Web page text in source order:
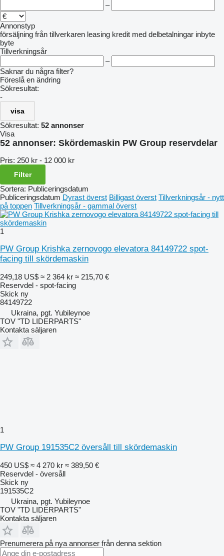
–
Annonstyp
försäljning från tillverkaren leasing kredit med delbetalningar inbyte
byte
Tillverkningsår
–
Saknar du några filter?
Föreslå en ändring
Sökresultat:
-
visa
Sökresultat: 52 annonser
Visa
52 annonser: Skördemaskin PW Group reservdelar
Pris: 250 kr - 12 000 kr
Filter
Sortera: Publiceringsdatum
Publiceringsdatum Dyrast överst Billigast överst Tillverkningsår - nytt
på toppen Tillverkningsår - gammal överst
1
PW Group Krishka zernovogo elevatora 84149722 spot-
facing till skördemaskin
249,18 US$ ≈ 2 364 kr ≈ 215,70 €
Reservdel - spot-facing
Skick ny
84149722
Ukraina, pgt. Yubileynoe
TOV "TD LIDERPARTS"
Kontakta säljaren
1
PW Group 191535C2 översåll till skördemaskin
450 US$ ≈ 4 270 kr ≈ 389,50 €
Reservdel - översåll
Skick ny
191535C2
Ukraina, pgt. Yubileynoe
TOV "TD LIDERPARTS"
Kontakta säljaren
Prenumerera på nya annonser från denna sektion